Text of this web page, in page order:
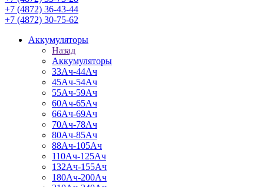
+7 (4872) 36-43-44
+7 (4872) 30-75-62
Аккумуляторы
Назад
Аккумуляторы
33Ач-44Ач
45Ач-54Ач
55Ач-59Ач
60Ач-65Ач
66Ач-69Ач
70Ач-78Ач
80Ач-85Ач
88Ач-105Ач
110Ач-125Ач
132Ач-155Ач
180Ач-200Ач